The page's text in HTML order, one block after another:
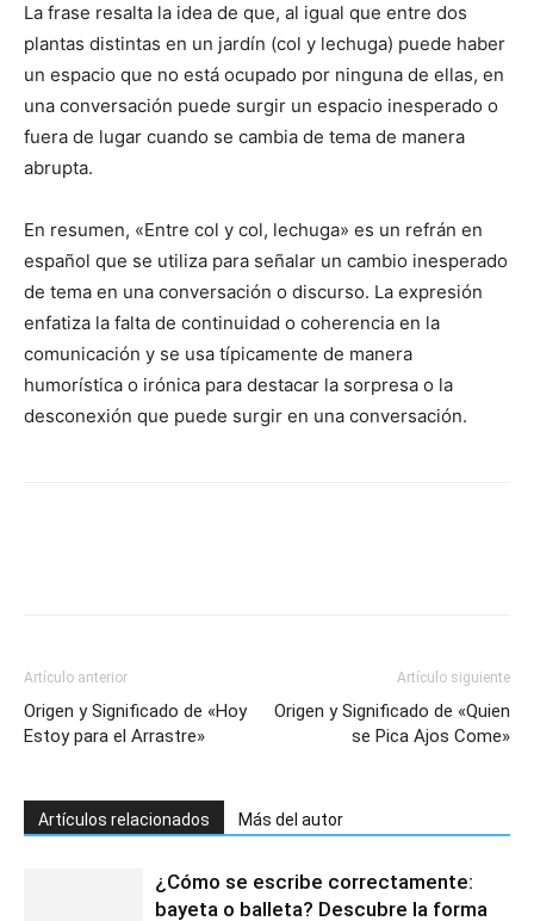
La frase resalta la idea de que, al igual que entre dos
plantas distintas en un jardín (col y lechuga) puede haber
un espacio que no está ocupado por ninguna de ellas, en
una conversación puede surgir un espacio inesperado o
fuera de lugar cuando se cambia de tema de manera
abrupta.
En resumen, «Entre col y col, lechuga» es un refrán en
español que se utiliza para señalar un cambio inesperado
de tema en una conversación o discurso. La expresión
enfatiza la falta de continuidad o coherencia en la
comunicación y se usa típicamente de manera
humorística o irónica para destacar la sorpresa o la
desconexión que puede surgir en una conversación.
Artículo anterior
Origen y Significado de «Hoy
Estoy para el Arrastre»
Artículo siguiente
Origen y Significado de «Quien
se Pica Ajos Come»
Artículos relacionados Más del autor
¿Cómo se escribe correctamente:
bayeta o balleta? Descubre la forma